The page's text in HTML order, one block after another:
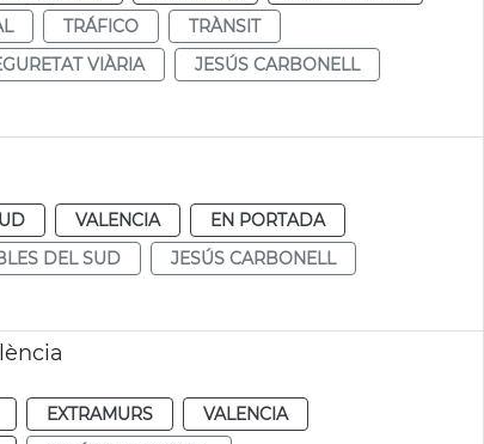
TRÁFICO
TRÀNSIT
VIÀRIA
JESÚS CARBONELL
VALENCIA
EN PORTADA
DEL SUD
JESÚS CARBONELL
EXTRAMURS
VALENCIA